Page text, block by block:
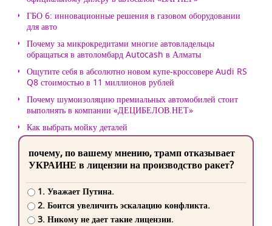
ГБО 6: инновационные решения в газовом оборудовании
для авто
Почему за микрокредитами многие автовладельцы
обращаться в автоломбард Autocash в Алматы
Ощутите себя в абсолютно новом купе-кроссовере Audi RS
Q8 стоимостью в 11 миллионов рублей
Почему шумоизоляцию премиальных автомобилей стоит
выполнять в компании «ДЕЦИБЕЛОВ.НЕТ»
Как выбрать мойку деталей
почему, по вашему мнению, трамп отказывает
УКРАИНЕ в лицензии на производство ракет?
1. Уважает Путина.
2. Боится увеличить эскалацию конфликта.
3. Никому не дает такие лицензии.